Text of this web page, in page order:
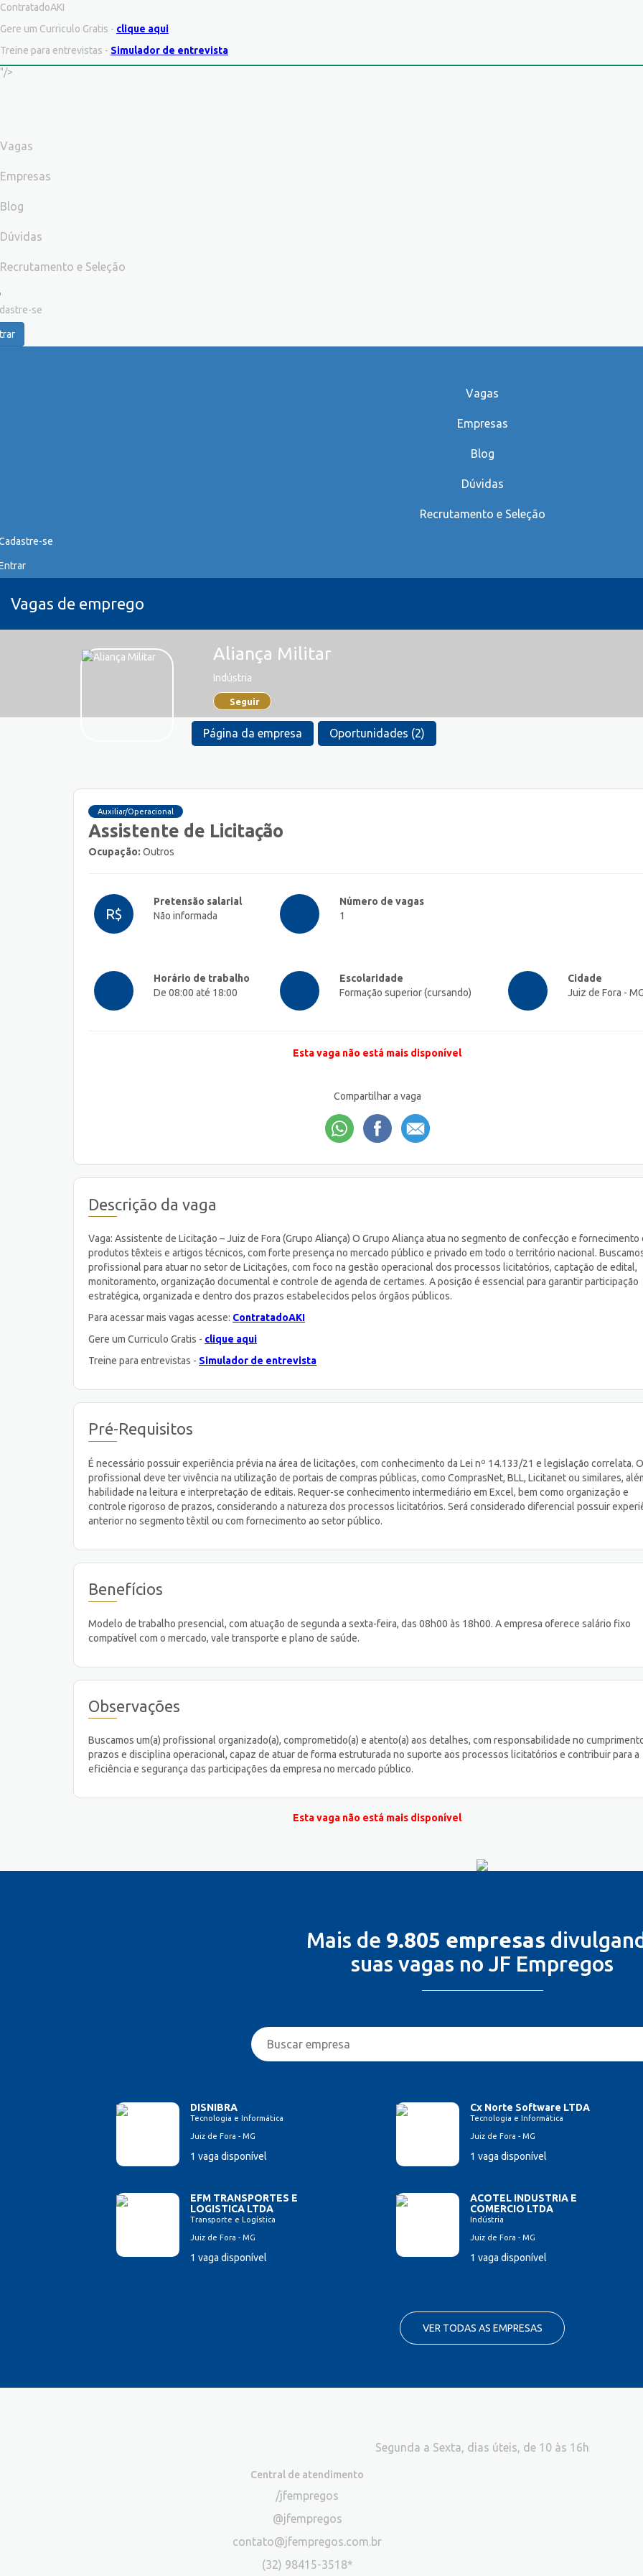
ContratadoAKI
Gere um Curriculo Gratis - clique aqui
Treine para entrevistas - Simulador de entrevista
"/>
Vagas
Empresas
Blog
Dúvidas
Recrutamento e Seleção
se
Vagas
Empresas
Blog
Dúvidas
Recrutamento e Seleção
se
Vagas de emprego
Aliança Militar
Indústria
Seguir
Página da empresa Oportunidades (2)
Auxiliar/Operacional
Assistente de Licitação
Ocupação: Outros
R$
Pretensão salarial
Não informada
Número de vagas
1
Horário de trabalho
De 08:00 até 18:00
Escolaridade
Formação superior (cursando)
Cidade
Juiz de Fora -
Esta vaga não está mais disponível
Compartilhar a vaga
Descrição da vaga
Vaga: Assistente de Licitação – Juiz de Fora (Grupo Aliança) O Grupo Aliança atua no segmento de confecção e fornecimento
produtos têxteis e artigos técnicos, com forte presença no mercado público e privado em todo o território nacional.
profissional para atuar no setor de Licitações, com foco na gestão operacional dos processos licitatórios, captação de edital,
monitoramento, organização documental e controle de agenda de certames. A posição é essencial para garantir participação
estratégica, organizada e dentro dos prazos estabelecidos pelos órgãos públicos.
Para acessar mais vagas acesse: ContratadoAKI
Gere um Curriculo Gratis - clique aqui
Treine para entrevistas - Simulador de entrevista
Pré-Requisitos
É necessário possuir experiência prévia na área de licitações, com conhecimento da Lei nº 14.133/21 e legislação correlata. O
profissional deve ter vivência na utilização de portais de compras públicas, como ComprasNet, BLL, Licitanet ou similares,
habilidade na leitura e interpretação de editais. Requer-se conhecimento intermediário em Excel, bem como organização e
controle rigoroso de prazos, considerando a natureza dos processos licitatórios. Será considerado diferencial possuir
anterior no segmento têxtil ou com fornecimento ao setor público.
Benefícios
Modelo de trabalho presencial, com atuação de segunda a sexta-feira, das 08h00 às 18h00. A empresa oferece salário fixo
compatível com o mercado, vale transporte e plano de saúde.
Observações
Buscamos um(a) profissional organizado(a), comprometido(a) e atento(a) aos detalhes, com responsabilidade no
prazos e disciplina operacional, capaz de atuar de forma estruturada no suporte aos processos licitatórios e contribuir para a
eficiência e segurança das participações da empresa no mercado público.
Esta vaga não está mais disponível
Mais de 9.805 empresas
suas vagas no JF Empregos
DISNIBRA
Tecnologia e Informática
Juiz de Fora - MG
1 vaga disponível
Cx Norte Software LTDA
Tecnologia e Informática
Juiz de Fora - MG
1 vaga disponível
EFM TRANSPORTES E
LOGISTICA LTDA
Transporte e Logística
Juiz de Fora - MG
1 vaga disponível
ACOTEL INDUSTRIA E
COMERCIO LTDA
Indústria
Juiz de Fora - MG
1 vaga disponível
VER TODAS AS EMPRESAS
Segunda a Sexta, dias úteis, de 10 às 16h
Central de atendimento
/jfempregos
@jfempregos
contato@jfempregos.com.br
(32) 98415-3518*